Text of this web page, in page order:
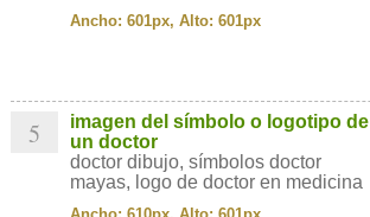
Ancho: 601px, Alto: 601px
5
imagen del símbolo o logotipo de
un doctor
doctor dibujo, símbolos doctor
mayas, logo de doctor en medicina